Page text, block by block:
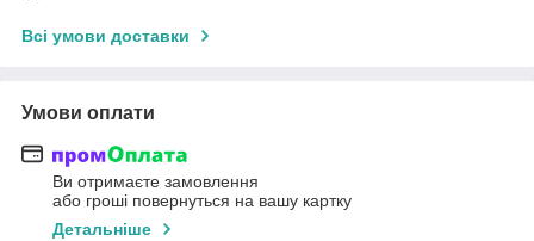
Всі умови доставки
Умови оплати
Ви отримаєте замовлення
або гроші повернуться на вашу картку
Детальніше